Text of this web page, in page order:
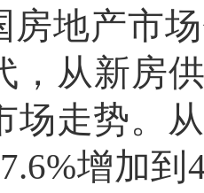
房地产市
，从新房
场走势。
增加